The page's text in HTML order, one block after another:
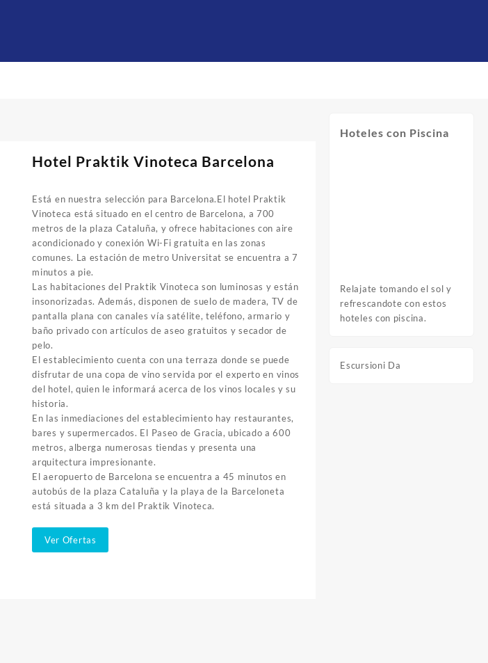
Hotel Praktik Vinoteca Barcelona
Está en nuestra selección para Barcelona.El hotel Praktik
Vinoteca está situado en el centro de Barcelona, ​​a 700
metros de la plaza Cataluña, y ofrece habitaciones con aire
acondicionado y conexión Wi-Fi gratuita en las zonas
comunes. La estación de metro Universitat se encuentra a 7
minutos a pie.
Las habitaciones del Praktik Vinoteca son luminosas y están
insonorizadas. Además, disponen de suelo de madera, TV de
pantalla plana con canales vía satélite, teléfono, armario y
baño privado con artículos de aseo gratuitos y secador de
pelo.
El establecimiento cuenta con una terraza donde se puede
disfrutar de una copa de vino servida por el experto en vinos
del hotel, quien le informará acerca de los vinos locales y su
historia.
En las inmediaciones del establecimiento hay restaurantes,
bares y supermercados. El Paseo de Gracia, ubicado a 600
metros, alberga numerosas tiendas y presenta una
arquitectura impresionante.
El aeropuerto de Barcelona se encuentra a 45 minutos en
autobús de la plaza Cataluña y la playa de la Barceloneta
está situada a 3 km del Praktik Vinoteca.
Ver Ofertas
Hoteles con Piscina
Relajate tomando el sol y
refrescandote con estos
hoteles con piscina.
Escursioni Da